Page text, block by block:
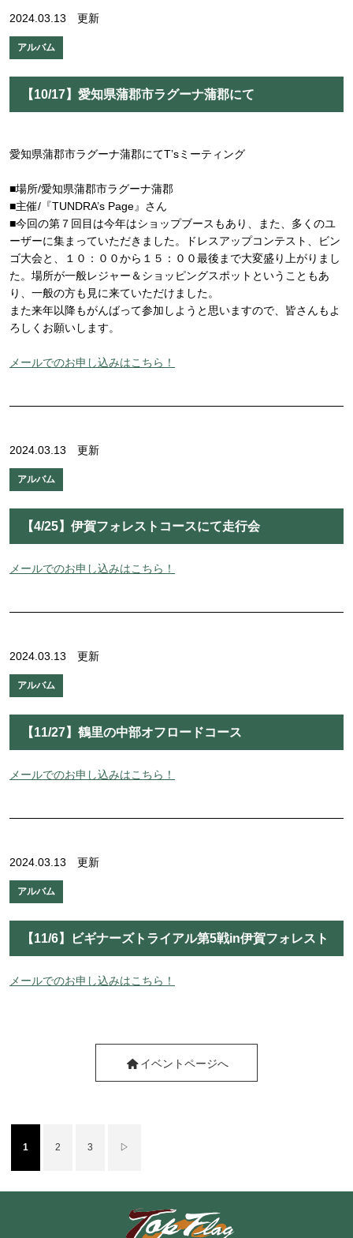
2024.03.13 更新
アルバム
【10/17】愛知県蒲郡市ラグーナ蒲郡にて
愛知県蒲郡市ラグーナ蒲郡にてT’sミーティング
■場所/愛知県蒲郡市ラグーナ蒲郡
■主催/『TUNDRA’s Page』さん
■今回の第７回目は今年はショップブースもあり、また、多くのユ
ーザーに集まっていただきました。ドレスアップコンテスト、ビン
ゴ大会と、１０：００から１５：００最後まで大変盛り上がりまし
た。場所が一般レジャー＆ショッピングスポットということもあ
り、一般の方も見に来ていただけました。
また来年以降もがんばって参加しようと思いますので、皆さんもよ
ろしくお願いします。
メールでのお申し込みはこちら！
2024.03.13 更新
アルバム
【4/25】伊賀フォレストコースにて走行会
メールでのお申し込みはこちら！
2024.03.13 更新
アルバム
【11/27】鶴里の中部オフロードコース
メールでのお申し込みはこちら！
2024.03.13 更新
アルバム
【11/6】ビギナーズトライアル第5戦in伊賀フォレスト
メールでのお申し込みはこちら！
イベントページへ
1 2 3 ▷